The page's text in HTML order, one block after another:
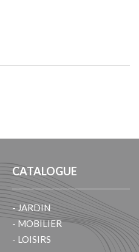
CATALOGUE
- JARDIN
- MOBILIER
- LOISIRS